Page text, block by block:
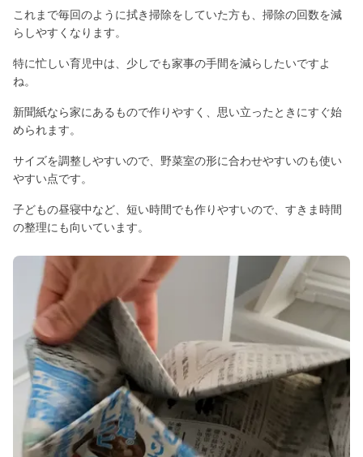
これまで毎回のように拭き掃除をしていた方も、掃除の回数を減
らしやすくなります。
特に忙しい育児中は、少しでも家事の手間を減らしたいですよ
ね。
新聞紙なら家にあるもので作りやすく、思い立ったときにすぐ始
められます。
サイズを調整しやすいので、野菜室の形に合わせやすいのも使い
やすい点です。
子どもの昼寝中など、短い時間でも作りやすいので、すきま時間
の整理にも向いています。